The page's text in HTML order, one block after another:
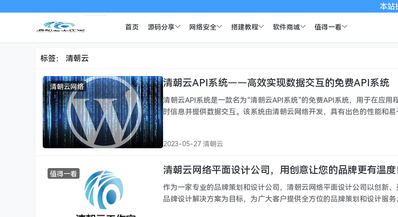
本站提
首页 源码分享 网络安全 搭建教程 软件商城 值得一看
标签： 清朝云
清朝云网络 清朝云API系统——高效实现数据交互的免费API系统
清朝云API系统是一款名为“清朝云API系统”的免费API系统，用于在应用
时信息并提供数据交互。该系统由清朝云网络开发，具有出色的性能和
2023-05-27 清朝云
值得一看 清朝云网络平面设计公司，用创意让您的品牌更有温度
作为一家专业的品牌策划和设计公司，清朝云网络平面设计公司以创新
品牌设计解决方案为目标，为广大客户提供全方位的品牌策划和设计服